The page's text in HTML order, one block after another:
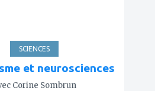
SCIENCES
et neurosciences
Corine Sombrun